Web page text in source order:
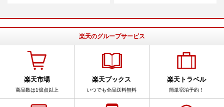
楽天のグループサービス
楽天市場
商品数は1億点以上
楽天ブックス
いつでも全品送料無料
楽天トラベル
簡単宿泊予約！